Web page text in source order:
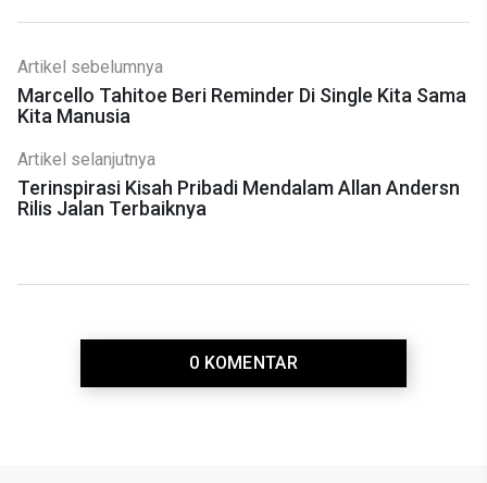
Artikel sebelumnya
Marcello Tahitoe Beri Reminder Di Single Kita Sama
Kita Manusia
Artikel selanjutnya
Terinspirasi Kisah Pribadi Mendalam Allan Andersn
Rilis Jalan Terbaiknya
0 KOMENTAR